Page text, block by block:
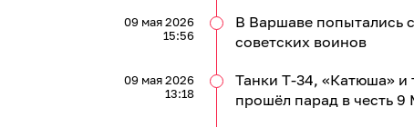
В Варшаве попытались
советских воинов
09 мая 2026
15:56
Танки Т-34, «Катюша» и
прошёл парад в честь
09 мая 2026
13:18